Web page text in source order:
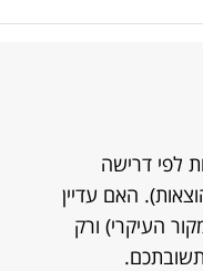
לפי דרישה
ש:ח לחודש אחרי הוצאות). האם עדיין
העיקרי) ורק